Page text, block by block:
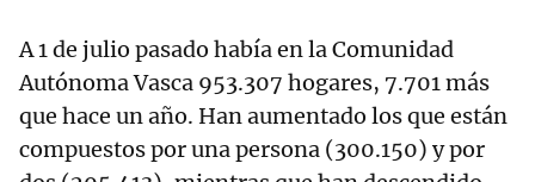
A 1 de julio pasado había en la Comunidad
Autónoma Vasca 953.307 hogares, 7.701 más
que hace un año. Han aumentado los que están
compuestos por una persona (300.150) y por